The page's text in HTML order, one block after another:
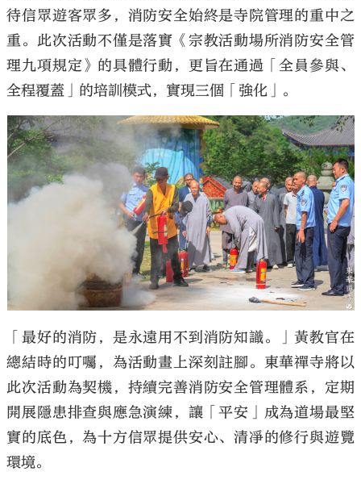
待信眾遊客眾多，消防安全始終是寺院管理的重中之
重。此次活動不僅是落實《宗教活動場所消防安全管
理九項規定》的具體行動，更旨在通過「全員參與、
全程覆蓋」的培訓模式，實現三個「強化」。
「最好的消防，是永遠用不到消防知識。」黃教官在
總結時的叮囑，為活動畫上深刻註腳。東華禪寺將以
此次活動為契機，持續完善消防安全管理體系，定期
開展隱患排查與應急演練，讓「平安」成為道場最堅
實的底色，為十方信眾提供安心、清凈的修行與遊覽
環境。